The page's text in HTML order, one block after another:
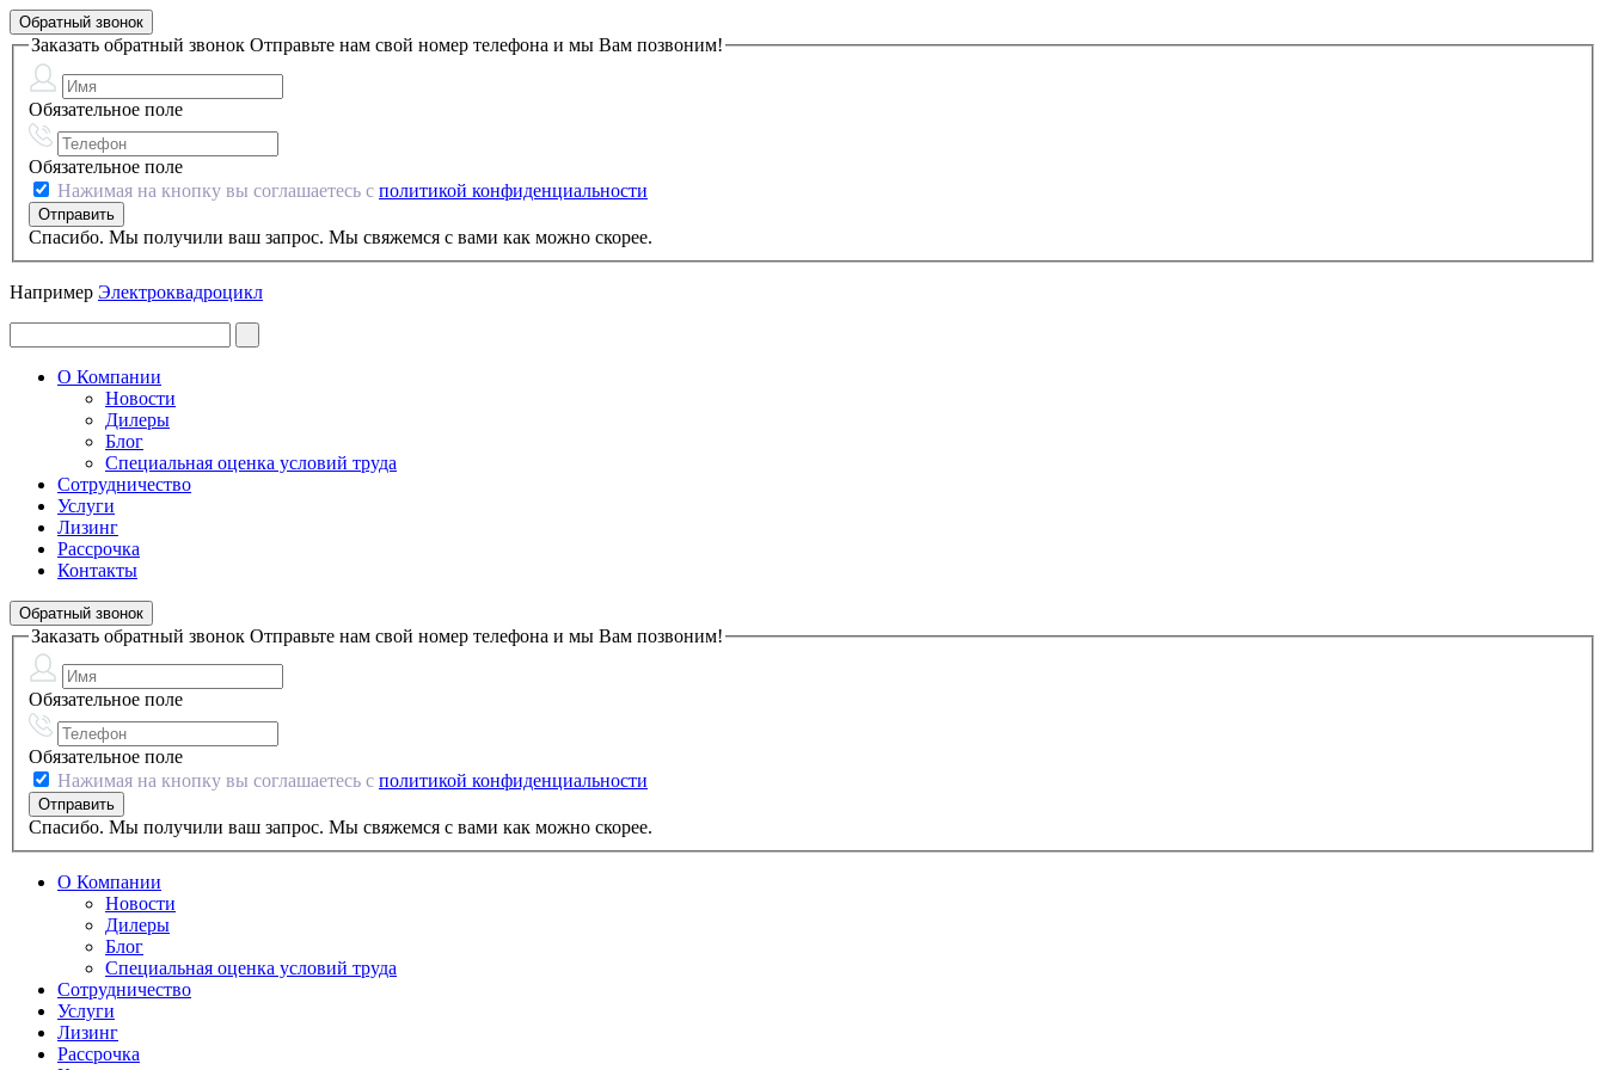
Обратный звонок
Заказать обратный звонок Отправьте нам свой номер телефона и мы Вам позвоним!
Обязательное поле
Обязательное поле
Нажимая на кнопку вы соглашаетесь с политикой конфиденциальности
Спасибо. Мы получили ваш запрос. Мы свяжемся с вами как можно скорее.
Например Электроквадроцикл
О Компании
Новости
Дилеры
Блог
Специальная оценка условий труда
Сотрудничество
Услуги
Лизинг
Рассрочка
Контакты
Обратный звонок
Заказать обратный звонок Отправьте нам свой номер телефона и мы Вам позвоним!
Обязательное поле
Обязательное поле
Нажимая на кнопку вы соглашаетесь с политикой конфиденциальности
Спасибо. Мы получили ваш запрос. Мы свяжемся с вами как можно скорее.
О Компании
Новости
Дилеры
Блог
Специальная оценка условий труда
Сотрудничество
Услуги
Лизинг
Рассрочка